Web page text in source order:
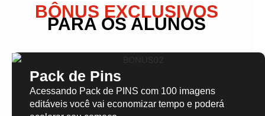
BÔNUS EXCLUSIVOS
PARA OS ALUNOS
Pack de Pins
Acessando Pack de PINS com 100 imagens
editáveis você vai economizar tempo e poderá